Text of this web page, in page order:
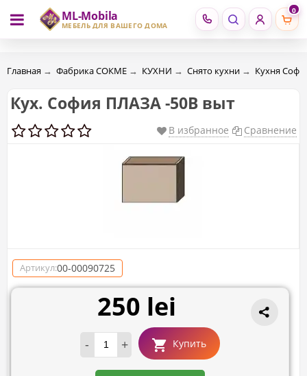
ML-Mobila
МЕБЕЛЬ ДЛЯ ВАШЕГО ДОМА
0
RU RO
Главная → Фабрика СОКМЕ → КУХНИ → Снято кухни → Кухня
Кух. София ПЛАЗА -50В выт
В избранное Сравнение
Артикул:00-00090725
250 lei
- + Купить